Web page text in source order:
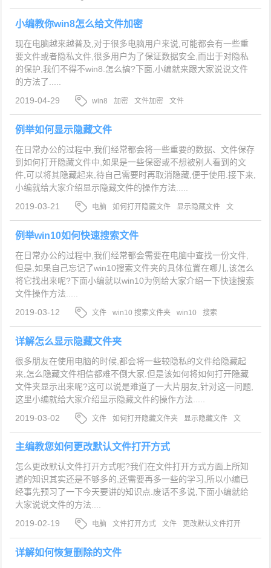
小编教你win8怎么给文件加密
现在电脑越来越普及,对于很多电脑用户来说,可能都会有一些重
要文件或者隐私文件,很多用户为了保证数据安全,而出于对隐私
的保护,我们不得不win8.怎么搞?下面,小编就来跟大家说说文件
的方法了.....
2019-04-29
win8 加密 文件加密 文件
例举如何显示隐藏文件
在日常办公的过程中,我们经常都会将一些重要的数据、文件保存
到如何打开隐藏文件中,如果是一些保密或不想被别人看到的文
件,可以将其隐藏起来,待自己需要时再取消隐藏,便于使用.接下来,
小编就给大家介绍显示隐藏文件的操作方法.....
2019-03-21
电脑 如何打开隐藏文件 显示隐藏文件
文
件
例举win10如何快速搜索文件
在日常办公的过程中,我们经常都会需要在电脑中查找一份文件,
但是,如果自己忘记了win10搜索文件夹的具体位置在哪儿,该怎么
将它找出来呢?下面小编就以win10为例给大家介绍一下快速搜索
文件操作方法.....
2019-03-12
文件 win10 搜索文件夹 win10 搜索
详解怎么显示隐藏文件夹
很多朋友在使用电脑的时候,都会将一些较隐私的文件给隐藏起
来,怎么隐藏文件相信都难不倒大家.但是该如何将如何打开隐藏
文件夹显示出来呢?这可以说是难道了一大片朋友,针对这一问题,
这里小编就给大家介绍显示隐藏文件的操作方法.....
2019-03-02
文件 如何打开隐藏文件夹 显示隐藏文件
文
件夹
主编教您如何更改默认文件打开方式
怎么更改默认文件打开方式呢?我们在文件打开方式方面上所知
道的知识其实还是不够多的,还需要再多一些的学习,所以小编已
经事先预习了一下今天要讲的知识点.废话不多说,下面小编就给
大家说说文件的方法....
2019-02-19
电脑 文件打开方式 文件
更改默认文件打开
方式
详解如何恢复删除的文件